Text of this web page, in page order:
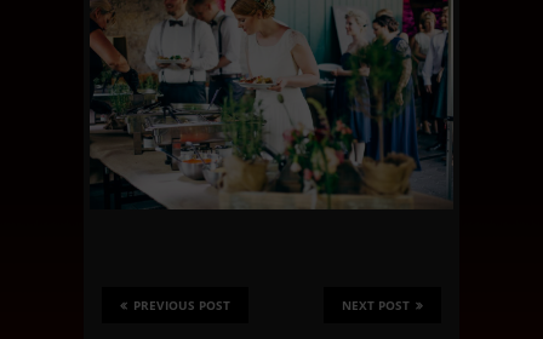
NEXT POST
PREVIOUS POST